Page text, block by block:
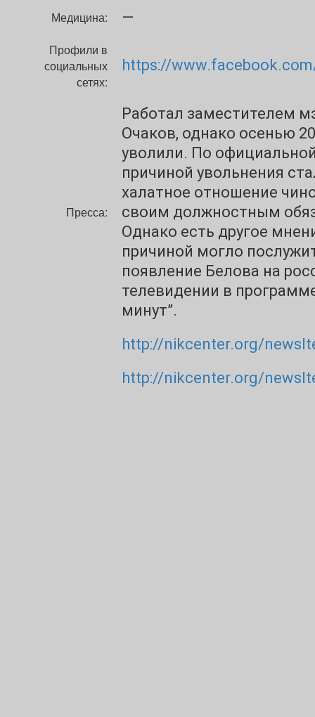
Медицина: —
Профили в
социальных
сетях:
https://
Пресса:
Работал заместителем
Очаков, однако осенью
уволили. По
причиной увольнения
халатное отношение
своим должностным
Однако есть другое
причиной могло
появление Белова на
телевидении в
минут”.
http://nikcenter.org/
http://nikcenter.org/